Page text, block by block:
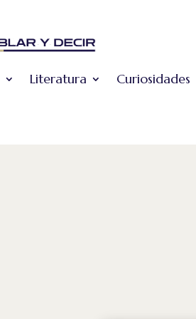
Literatura Curiosidades